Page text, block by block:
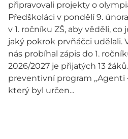
připravovali projekty o
Předškoláci v pondělí 9.
v 1. ročníku ZŠ, aby věděli, co
jaký pokrok prvňáčci udělali.
nás probíhal zápis do 1.
2026/2027 je přijatých 13
preventivní program „Agenti
který byl určen...